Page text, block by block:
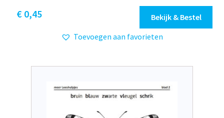
€0,45
Bekijk & Bestel
Toevoegen aan favorieten